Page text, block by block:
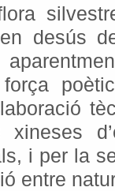
desús
xineses
i per la
entre